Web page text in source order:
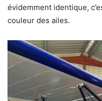
évidemment identique,
couleur des ailes.